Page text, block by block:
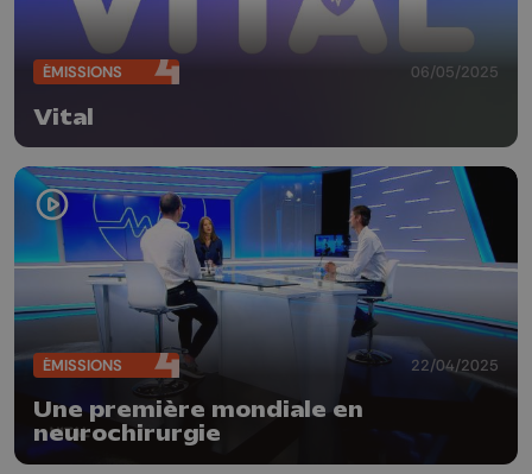
ÉMISSIONS 06/05/2025
Vital
ÉMISSIONS 22/04/2025
Une première mondiale en
neurochirurgie